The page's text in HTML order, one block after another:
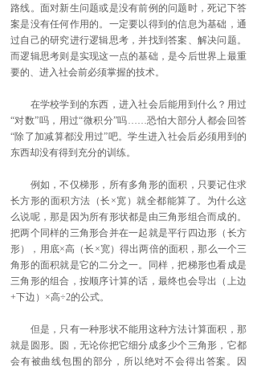
路线。面对新生问题或是没有前例的问题时，死记下答
案是没有任何作用的。一定要以得到的信息为基础，通
过自己的研究进行逻辑思考，并找到答案、解决问题。
而逻辑思考则是实现这一点的基础，是今后世界上最重
要的、进入社会前必须掌握的技术。
在学校学到的东西，进入社会后能用到什么？用过
“对数”吗，用过“微积分”吗……恐怕大部分人都会回答
“除了加减算都没用过”吧。学生进入社会后必须用到的
东西却没有得到充分的训练。
例如，不仅梯形，所有多角形的面积，只要记住求
长方形的面积方法（长×宽）就全都能算了。为什么这
么说呢，那是因为所有形状都是由三角形组合而成的。
把两个同样的三角形合并在一起就是平行四边形（长方
形），用底×高（长×宽）得出两倍的面积，那么一个三
角形的面积就是它的二分之一。同样，把梯形也看成是
三角形的组合，按顺序计算的话，最终也会导出（上边
+下边）×高÷2的公式。
但是，只有一种形状不能用这种方法计算面积，那
就是圆形。圆，无论你把它细分成多少个三角形，它都
会有被曲线包围的部分，所以绝对不会得出答案。因